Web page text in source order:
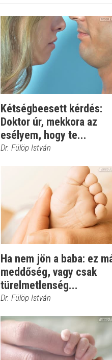
Kétségbeesett kérdés:
Doktor úr, mekkora az
esélyem, hogy te...
Dr. Fülöp István
Ha nem jön a baba: ez
meddőség, vagy csak
türelmetlenség...
Dr. Fülöp István